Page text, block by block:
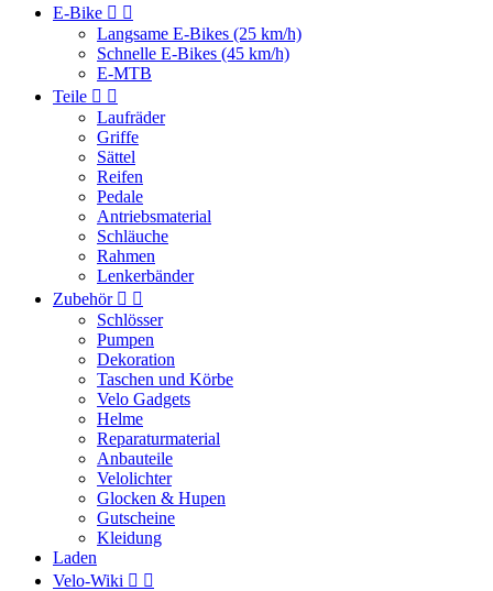
E-Bike  
Langsame E-Bikes (25 km/h)
Schnelle E-Bikes (45 km/h)
E-MTB
Teile  
Laufräder
Griffe
Sättel
Reifen
Pedale
Antriebsmaterial
Schläuche
Rahmen
Lenkerbänder
Zubehör  
Schlösser
Pumpen
Dekoration
Taschen und Körbe
Velo Gadgets
Helme
Reparaturmaterial
Anbauteile
Velolichter
Glocken & Hupen
Gutscheine
Kleidung
Laden
Velo-Wiki  